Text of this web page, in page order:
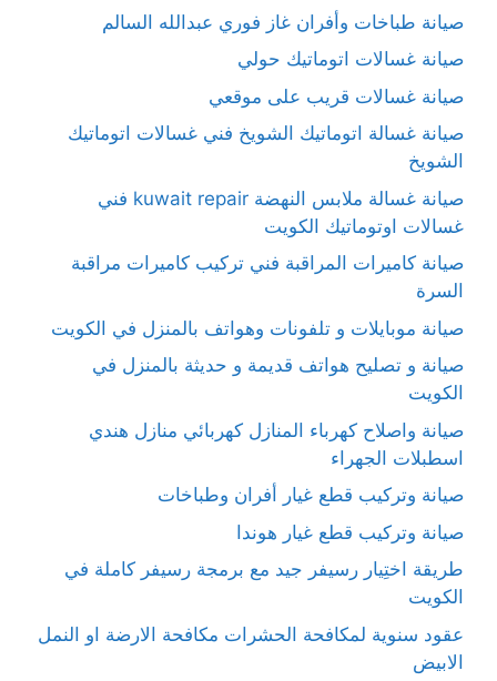
صيانة طباخات وأفران غاز فوري عبدالله السالم
صيانة غسالات اتوماتيك حولي
صيانة غسالات قريب على موقعي
صيانة غسالة اتوماتيك الشويخ فني غسالات اتوماتيك
الشويخ
صيانة غسالة ملابس النهضة kuwait repair فني
غسالات اوتوماتيك الكويت
صيانة كاميرات المراقبة فني تركيب كاميرات مراقبة
السرة
صيانة موبايلات و تلفونات وهواتف بالمنزل في الكويت
صيانة و تصليح هواتف قديمة و حديثة بالمنزل في
الكويت
صيانة واصلاح كهرباء المنازل كهربائي منازل هندي
اسطبلات الجهراء
صيانة وتركيب قطع غيار أفران وطباخات
صيانة وتركيب قطع غيار هوندا
طريقة اختِيار رسيفر جيد مع برمجة رسيفر كاملة في
الكويت
عقود سنوية لمكافحة الحشرات مكافحة الارضة او النمل
الابيض